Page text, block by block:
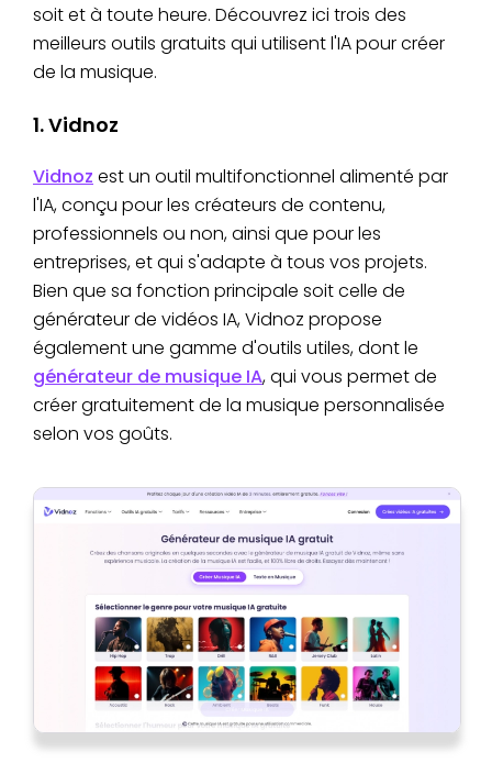
soit et à toute heure. Découvrez ici trois des
meilleurs outils gratuits qui utilisent l'IA pour créer
de la musique.
1. Vidnoz
Vidnoz est un outil multifonctionnel alimenté par
l'IA, conçu pour les créateurs de contenu,
professionnels ou non, ainsi que pour les
entreprises, et qui s'adapte à tous vos projets.
Bien que sa fonction principale soit celle de
générateur de vidéos IA, Vidnoz propose
également une gamme d'outils utiles, dont le
générateur de musique IA, qui vous permet de
créer gratuitement de la musique personnalisée
selon vos goûts.